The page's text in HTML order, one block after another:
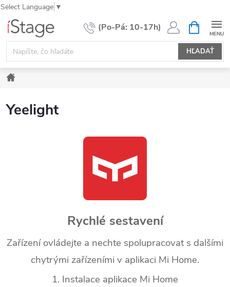
Select Language ▼
Prejsť
obsah
HĽADAŤ
KOŠÍK
Yeelight
Rychlé sestavení
Zařízení ovládejte a nechte spolupracovat s dalšími
chytrými zařízeními v aplikaci Mi Home.
1. Instalace aplikace Mi Home